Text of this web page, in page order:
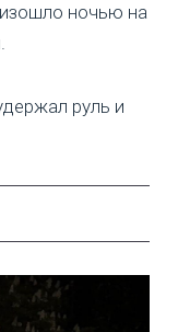
ночью на
руль и